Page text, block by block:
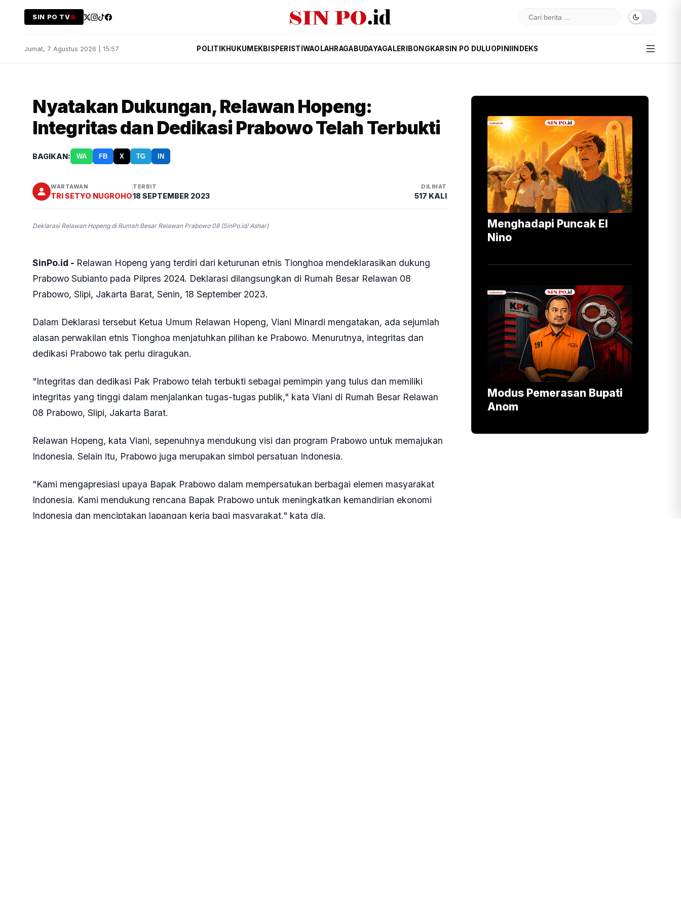
SIN PO TV
Jumat, 7 Agustus 2026 | 15:57 POLITIKHUKUM EKBIS PERISTIWAOLAHRAGA BUDAYAGALERI BONGKARSIN PO DULUOPINI INDEKS
Nyatakan Dukungan, Relawan Hopeng:
Integritas dan Dedikasi Prabowo Telah Terbukti
BAGIKAN: WA FB X TG IN
WARTAWAN
TRI SETYO NUGROHO
TERBIT
18 SEPTEMBER 2023
DILIHAT
517 KALI
Deklarasi Relawan Hopeng di Rumah Besar Relawan Prabowo 08 (SinPo.id/ Ashar)
SinPo.id - Relawan Hopeng yang terdiri dari keturunan etnis Tionghoa mendeklarasikan dukung
Prabowo Subianto pada Pilpres 2024. Deklarasi dilangsungkan di Rumah Besar Relawan 08
Prabowo, Slipi, Jakarta Barat, Senin, 18 September 2023.
Dalam Deklarasi tersebut Ketua Umum Relawan Hopeng, Viani Minardi mengatakan, ada sejumlah
alasan perwakilan etnis Tionghoa menjatuhkan pilihan ke Prabowo. Menurutnya, integritas dan
dedikasi Prabowo tak perlu diragukan.
"Integritas dan dedikasi Pak Prabowo telah terbukti sebagai pemimpin yang tulus dan memiliki
integritas yang tinggi dalam menjalankan tugas-tugas publik," kata Viani di Rumah Besar Relawan
08 Prabowo, Slipi, Jakarta Barat.
Relawan Hopeng, kata Viani, sepenuhnya mendukung visi dan program Prabowo untuk memajukan
Indonesia. Selain itu, Prabowo juga merupakan simbol persatuan Indonesia.
"Kami mengapresiasi upaya Bapak Prabowo dalam mempersatukan berbagai elemen masyarakat
Indonesia. Kami mendukung rencana Bapak Prabowo untuk meningkatkan kemandirian ekonomi
Indonesia dan menciptakan lapangan kerja bagi masyarakat," kata dia.
Menghadapi Puncak El
Nino
Modus Pemerasan Bupati
Anom